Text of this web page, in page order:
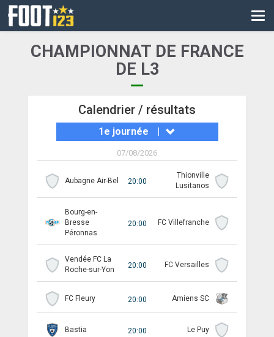
CM
LES DIRECTS
NATIONAL
COUPE DE FRANCE
COUPE DE LA LIGUE
ANGLETERRE
CHAMPIONNAT DE FRANCE
DE L3
Calendrier / résultats
1e journée |
07/08/2026
Aubagne Air-Bel 20:00
Thionville
Lusitanos
Bourg-en-
Bresse
Péronnas
20:00 FC Villefranche
Vendée FC La
Roche-sur-Yon
20:00 FC Versailles
FC Fleury 20:00 Amiens SC
Bastia 20:00 Le Puy